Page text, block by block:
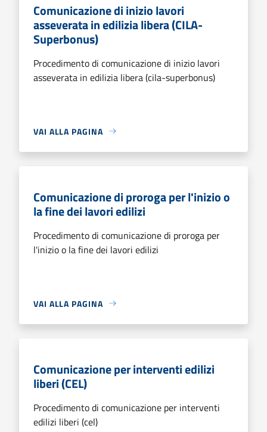
Comunicazione di inizio lavori
asseverata in edilizia libera (CILA-
Superbonus)
Procedimento di comunicazione di inizio lavori
asseverata in edilizia libera (cila-superbonus)
VAI ALLA PAGINA
Comunicazione di proroga per l'inizio o
la fine dei lavori edilizi
Procedimento di comunicazione di proroga per
l'inizio o la fine dei lavori edilizi
VAI ALLA PAGINA
Comunicazione per interventi edilizi
liberi (CEL)
Procedimento di comunicazione per interventi
edilizi liberi (cel)